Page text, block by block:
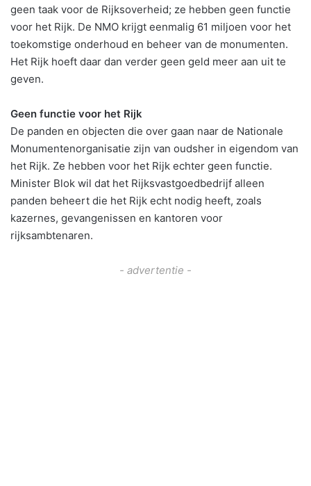
geen taak voor de Rijksoverheid; ze hebben geen functie
voor het Rijk. De NMO krijgt eenmalig 61 miljoen voor het
toekomstige onderhoud en beheer van de monumenten.
Het Rijk hoeft daar dan verder geen geld meer aan uit te
geven.
Geen functie voor het Rijk
De panden en objecten die over gaan naar de Nationale
Monumentenorganisatie zijn van oudsher in eigendom van
het Rijk. Ze hebben voor het Rijk echter geen functie.
Minister Blok wil dat het Rijksvastgoedbedrijf alleen
panden beheert die het Rijk echt nodig heeft, zoals
kazernes, gevangenissen en kantoren voor
rijksambtenaren.
- advertentie -